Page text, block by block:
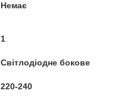
Немає
1
Світлодіодне бокове
220-240